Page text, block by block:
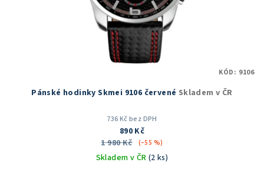
Pánské hodinky Skmei 9106 červené Skladem v ČR
736 Kč bez DPH
890 Kč
1 980 Kč
(–55 %)
Skladem v ČR (2 ks)
KÓD: 9106